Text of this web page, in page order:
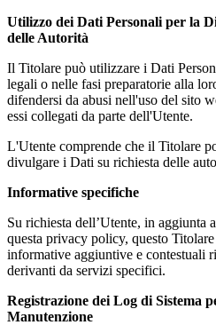
Utilizzo dei Dati Personali per la
delle Autorità
Il Titolare può utilizzare i Dati
legali o nelle fasi preparatorie alla
difendersi da abusi nell'uso del sito
essi collegati da parte dell'Utente.
L'Utente comprende che il Titolare
divulgare i Dati su richiesta delle
Informative specifiche
Su richiesta dell’Utente, in aggiunta
questa privacy policy, questo
informative aggiuntive e contestuali
derivanti da servizi specifici.
Registrazione dei Log di Sistema
Manutenzione